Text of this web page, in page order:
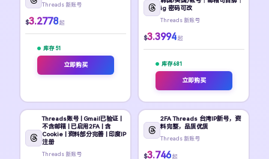
Threads 新账号
$3.2778 起
库存 51
立即购买
ig 密码可改
Threads 新账号
$3.3994 起
库存 681
立即购买
Threads账号 | Gmail已验证 |
不含邮箱 | 已启用2FA | 含
Cookie | 资料部分完善 | 印度IP
注册
Threads 新账号
2FA Threads 台湾IP新号，资
料完整，品质优质
Threads 新账号
$3.746 起